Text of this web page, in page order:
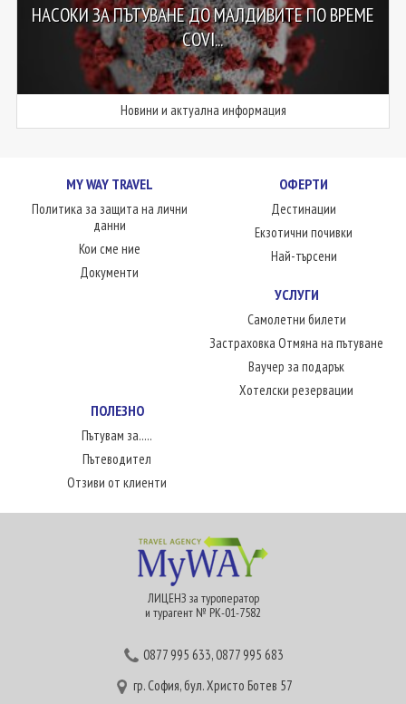
НАСОКИ ЗА ПЪТУВАНЕ ДО МАЛДИВИТЕ ПО ВРЕМЕ
COVI...
Новини и актуална информация
MY WAY TRAVEL
Политика за защита на лични
данни
Кои сме ние
Документи
ОФЕРТИ
Дестинации
Екзотични почивки
Най-търсени
УСЛУГИ
Самолетни билети
Застраховка Отмяна на пътуване
Ваучер за подарък
Хотелски резервации
ПОЛЕЗНО
Пътувам за.....
Пътеводител
Отзиви от клиенти
ЛИЦЕНЗ за туроператор
и турагент № РК-01-7582
0877 995 633,0877 995 683
гр. София, бул. Христо Ботев 57